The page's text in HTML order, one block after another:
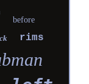
before
rims